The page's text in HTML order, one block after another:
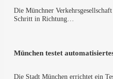
Die Münch­ner
Schritt in Rich­tung…
Mün­chen tes­tet
Die Stadt Mün­chen errich­tet ein